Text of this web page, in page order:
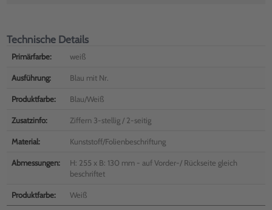
Technische Details
Primärfarbe: weiß
Ausführung: Blau mit Nr.
Produktfarbe: Blau/Weiß
Zusatzinfo: Ziffern 3-stellig / 2-seitig
Material: Kunststoff/Folienbeschriftung
Abmessungen:
H: 255 x B: 130 mm - auf Vorder-/ Rückseite gleich
beschriftet
Produktfarbe: Weiß